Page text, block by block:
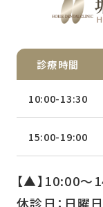
診療時間
10:00-13:30
15:00-19:00
【▲】10:00
休診日：日曜